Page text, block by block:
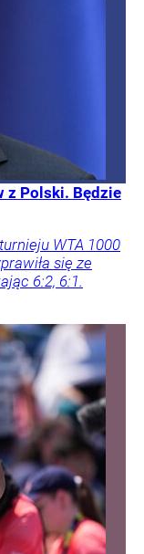
z Polski. Będzie
WTA 1000
się ze
6:2, 6:1.